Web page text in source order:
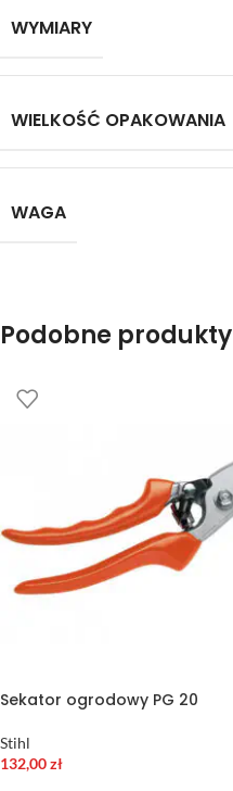
WYMIARY
WIELKOŚĆ OPAKOWANIA
WAGA
Podobne produkty
Sekator ogrodowy PG 20
Stihl
132,00zł